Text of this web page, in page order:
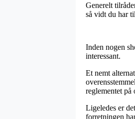
Generelt
så vidt du har
Inden nogen
interessant.
Et nemt
reglementet
Ligeledes er
forretningen